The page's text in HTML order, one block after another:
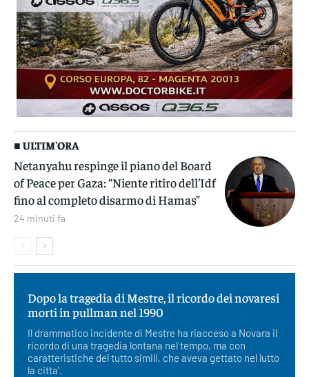
■ ULTIM'ORA
Netanyahu respinge il piano del Board
of Peace per Gaza: “Niente ritiro dell’Idf
fino al completo disarmo di Hamas”
24 minuti fa
Dopo la tragedia di Mestre, il ricordo dei novaresi
morti in pullman nel 1990
Il drammatico incidente di Mestre ha riacceso a Novara il
ricordo di una tragedia lontana nel tempo, ma con
caratteristiche del tutto simili, che aveva gettato nel lutto
la citta'.